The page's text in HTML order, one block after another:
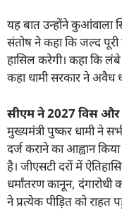
यह बात उन्होंने कुआंवाला
संतोष ने कहा कि जल्द
हासिल करेगी। कहा कि
कहा धामी सरकार ने अवैध
सीएम ने2027विस और
मुख्यमंत्री पुष्कर धामी ने
दर्ज कराने का आह्वान
है। जीएसटी दरों में
धर्मांतरण कानून,
ने प्रत्येक पीड़ित को राहत